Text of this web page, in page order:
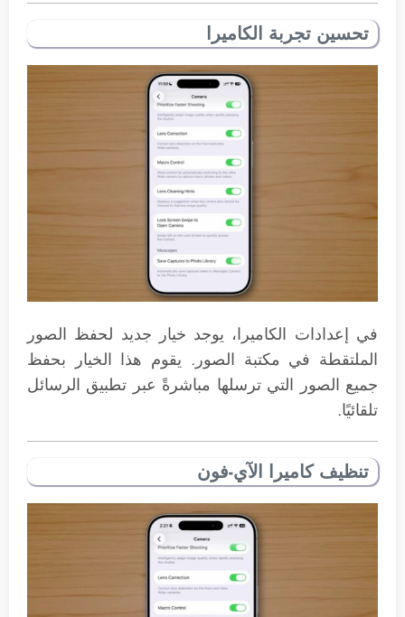
تحسين تجربة الكاميرا
في إعدادات الكاميرا، يوجد خيار جديد لحفظ الصور
الملتقطة في مكتبة الصور. يقوم هذا الخيار بحفظ
جميع الصور التي ترسلها مباشرةً عبر تطبيق الرسائل
تلقائيًا.
تنظيف كاميرا الآي-فون